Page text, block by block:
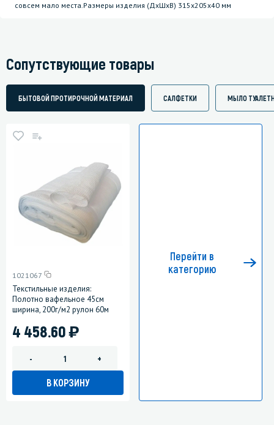
совсем мало места.Размеры изделия (ДхШхВ) 315х205х40 мм
Сопутствующие товары
БЫТОВОЙ ПРОТИРОЧНОЙ МАТЕРИАЛ САЛФЕТКИ МЫЛО
1021067
Текстильные изделия:
Полотно вафельное 45см
ширина, 200г/м2 рулон 60м
4 458.60)
- +
В КОРЗИНУ
Перейти в
категорию